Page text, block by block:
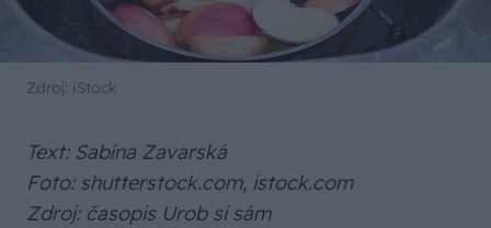
Zdroj: iStock
Text: Sabína Zavarská
Foto: shutterstock.com, istock.com
Zdroj: časopis Urob si sám